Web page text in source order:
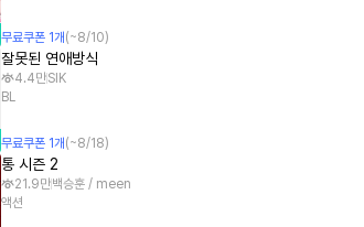
무료쿠폰 1개 (~8/10)
잘못된 연애방식
4.4만SIK
BL
무료쿠폰 1개 (~8/18)
통 시즌 2
21.9만백승훈 / meen
액션